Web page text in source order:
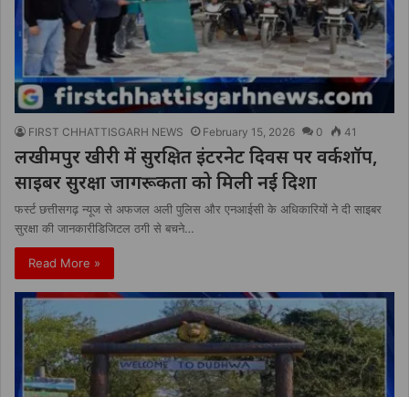
FIRST CHHATTISGARH NEWS February 15, 2026 0 41
लखीमपुर खीरी में सुरक्षित इंटरनेट दिवस पर वर्कशॉप,
साइबर सुरक्षा जागरूकता को मिली नई दिशा
फर्स्ट छत्तीसगढ़ न्यूज से अफजल अली पुलिस और एनआईसी के अधिकारियों ने दी साइबर
सुरक्षा की जानकारीडिजिटल ठगी से बचने…
Read More »